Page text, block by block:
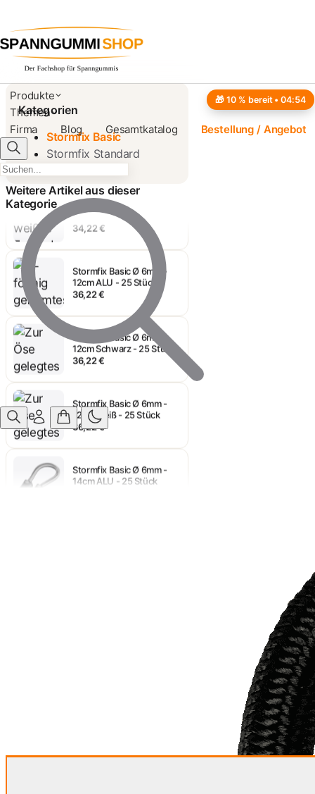
Produkte
Themen
Firma
Blog Gesamtkatalog Bestellung / Angebot
Kategorien
Stormfix Basic
Stormfix Standard
Weitere Artikel aus dieser
Kategorie
Stormfix Basic Ø 6mm -
10cm ALU
35,07 €
Stormfix Basic Ø 6mm -
10cm Weiß - 25 Stück
34,22 €
Stormfix Basic Ø 6mm -
12cm ALU - 25 Stück
36,22 €
Stormfix Basic Ø 6mm -
12cm Schwarz - 25 Stück
36,22 €
12cm Weiß - 25 Stück
36,22 €
14cm ALU - 25 Stück
36,74 €
🎁 10 % bereit •04:53